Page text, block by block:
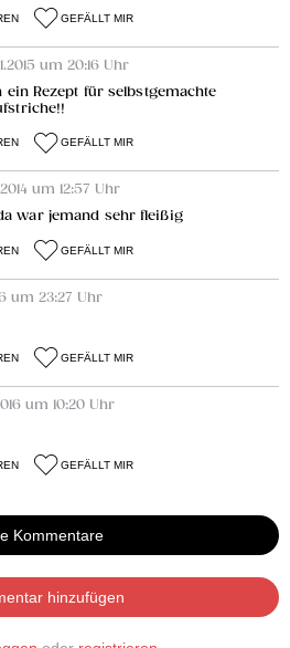
GEFÄLLT MIR
um 20:16 Uhr
ein Rezept für selbstgemachte
GEFÄLLT MIR
um 12:57 Uhr
war jemand sehr fleißig
GEFÄLLT MIR
um 23:27 Uhr
GEFÄLLT MIR
um 10:20 Uhr
GEFÄLLT MIR
Kommentare
hinzufügen